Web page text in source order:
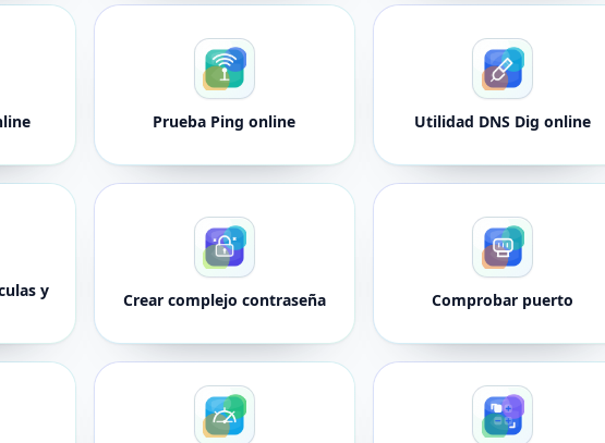
Prueba Ping online Utilidad DNS Dig online
y
Crear complejo contraseña Comprobar puerto